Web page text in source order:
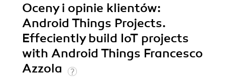
Oceny i opinie klientów:
Android Things Projects.
Effeciently build IoT projects
with Android Things Francesco
Azzola